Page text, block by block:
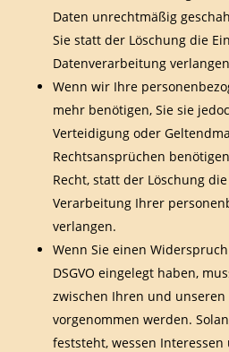
Daten unrechtmäßig
Sie statt der Löschung die
Datenverarbeitung
Wenn wir Ihre
mehr benötigen, Sie sie
Verteidigung oder
Rechtsansprüchen
Recht, statt der Löschung
Verarbeitung Ihrer
verlangen.
Wenn Sie einen
DSGVO eingelegt haben,
zwischen Ihren und unseren
vorgenommen werden.
feststeht, wessen